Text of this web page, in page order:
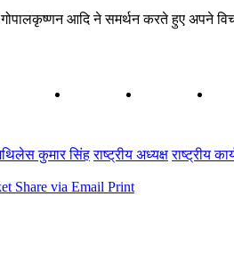
आदि ने समर्थन करते हुए अपने
कुमार सिंह राष्ट्रीय अध्यक्ष राष्ट्रीय
Share via Email Print